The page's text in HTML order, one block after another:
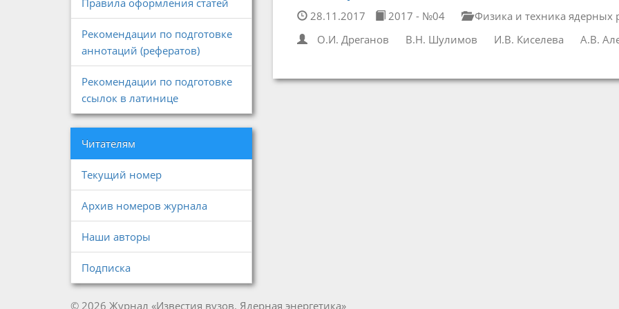
Правила оформления статей
Рекомендации по подготовке
аннотаций (рефератов)
Рекомендации по подготовке
ссылок в латинице
Читателям
Текущий номер
Архив номеров журнала
Наши авторы
Подписка
28.11.2017 2017 - №04
Физика и техника ядерных
О.И. Дреганов
В.Н. Шулимов И.В. Киселева А.В.
© 2026 Журнал «Известия вузов. Ядерная энергетика»